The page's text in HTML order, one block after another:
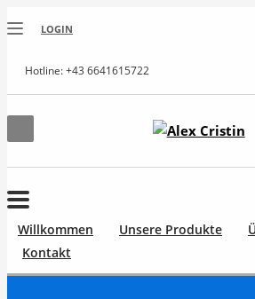
LOGIN
Hotline: +43 6641615722
Willkommen Unsere Produkte
Kontakt